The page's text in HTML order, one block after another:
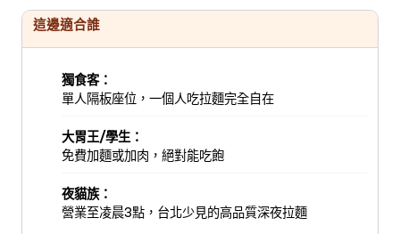
這邊適合誰
獨食客：
單人隔板座位，一個人吃拉麵完全自在
大胃王/學生：
免費加麵或加肉，絕對能吃飽
夜貓族：
營業至凌晨3點，台北少見的高品質深夜拉麵